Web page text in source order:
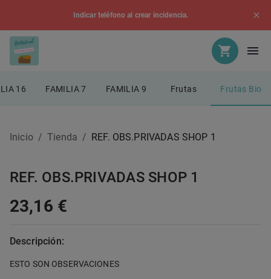
Indicar teléfono al crear incidencia.
16 FAMILIA 7 FAMILIA 9 Frutas Frutas Bio
Inicio / Tienda / REF. OBS.PRIVADAS SHOP 1
REF. OBS.PRIVADAS SHOP 1
23,16 €
Descripción:
ESTO SON OBSERVACIONES